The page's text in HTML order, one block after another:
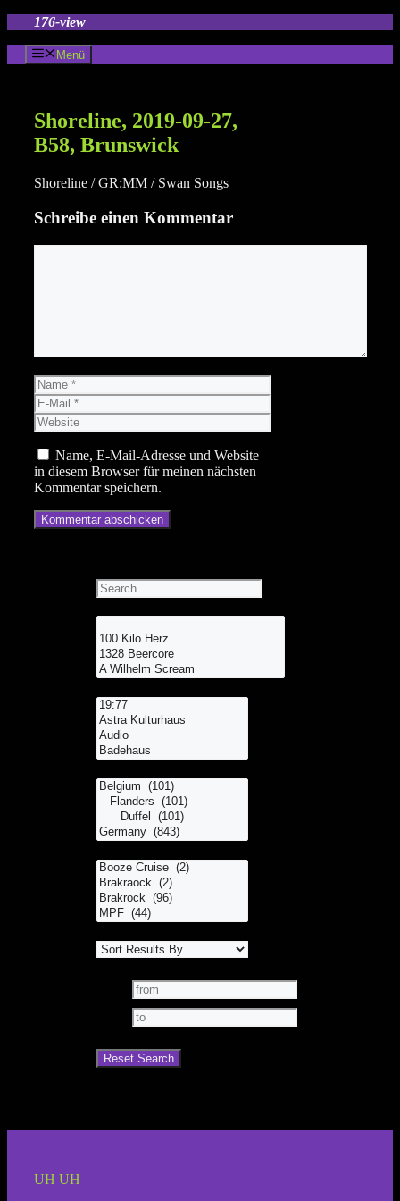
springen
176-view
Menü
Shoreline, 2019-09-27,
B58, Brunswick
Shoreline / GR:MM / Swan Songs
Schreibe einen Kommentar
Name
E-
Mail
Website
Name, E-Mail-Adresse und Website
in diesem Browser für meinen nächsten
Kommentar speichern.
UH UH